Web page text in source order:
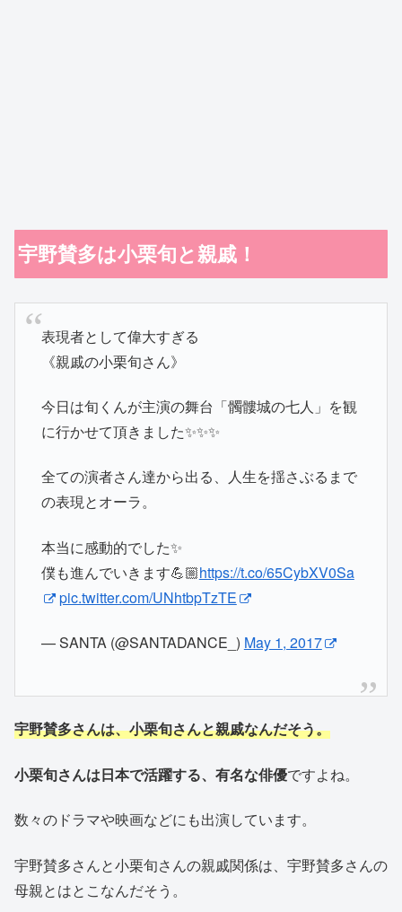
宇野賛多は小栗旬と親戚！
表現者として偉大すぎる
《親戚の小栗旬さん》
今日は旬くんが主演の舞台「髑髏城の七人」を観
に行かせて頂きました✨✨✨
全ての演者さん達から出る、人生を揺さぶるまで
の表現とオーラ。
本当に感動的でした✨
僕も進んでいきます💪🏼https://t.co/65CybXV0Sa
pic.twitter.com/UNhtbpTzTE
— SANTA (@SANTADANCE_) May 1, 2017
宇野賛多さんは、小栗旬さんと親戚なんだそう。
小栗旬さんは日本で活躍する、有名な俳優ですよね。
数々のドラマや映画などにも出演しています。
宇野賛多さんと小栗旬さんの親戚関係は、宇野賛多さんの
母親とはとこなんだそう。